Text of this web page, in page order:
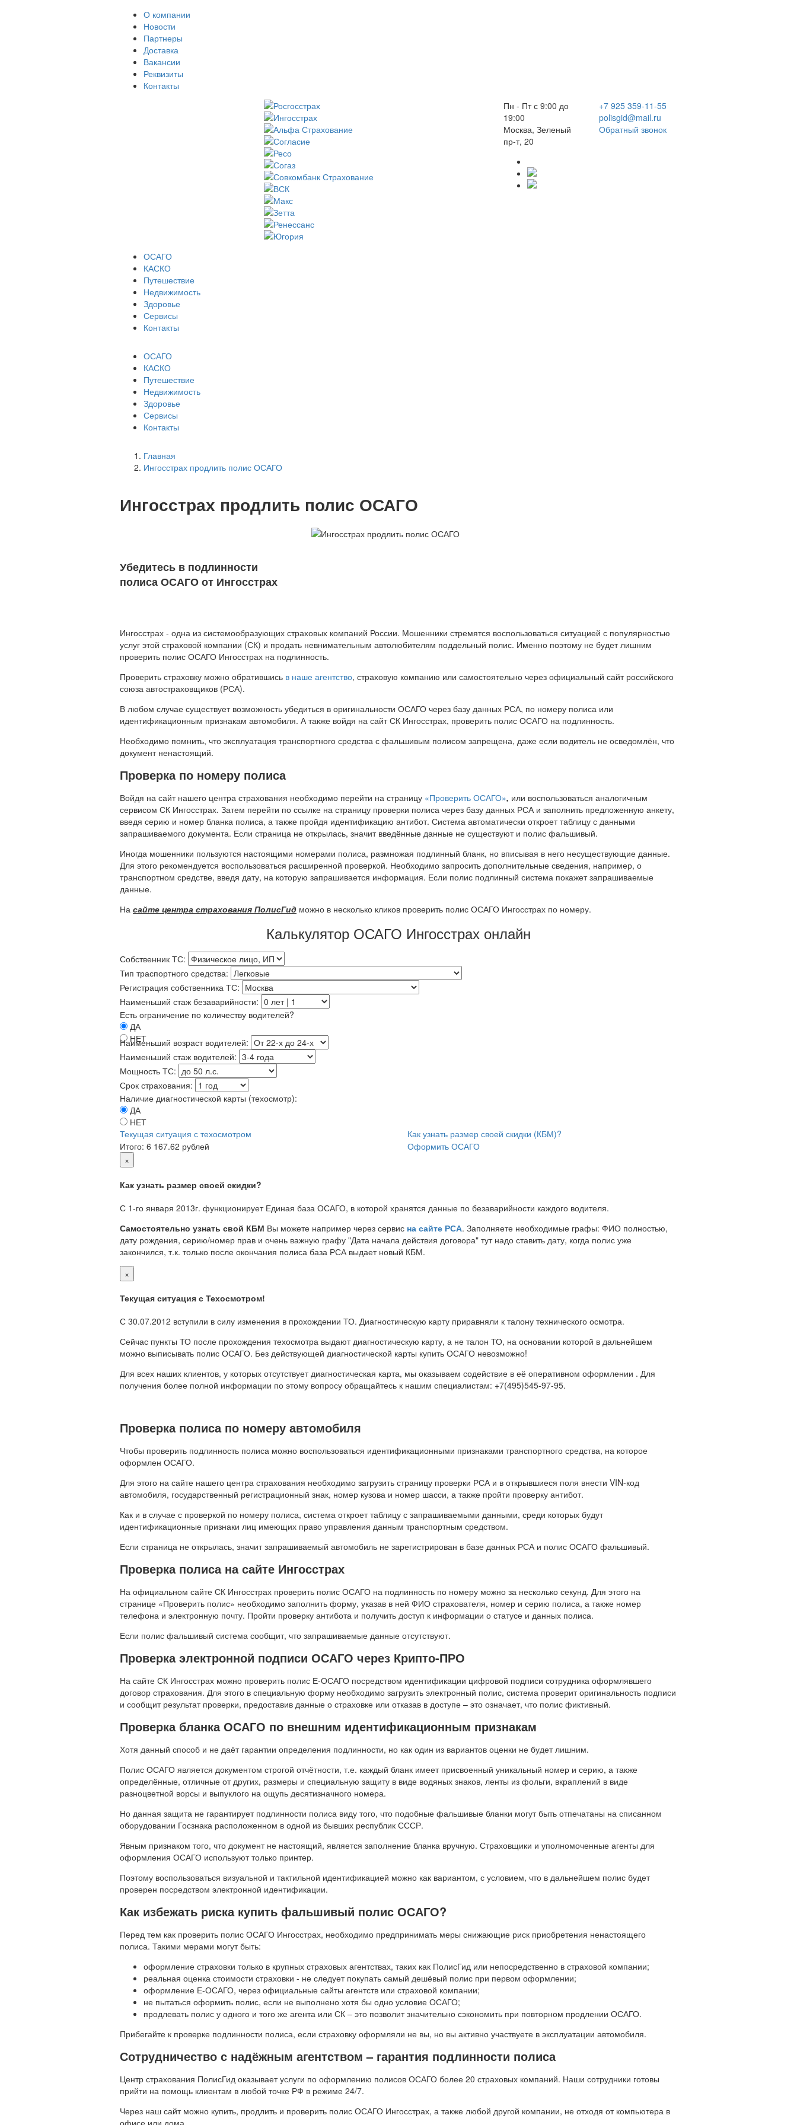
О компании
Новости
Партнеры
Доставка
Вакансии
Реквизиты
Контакты
Пн - Пт с 9:00 до
19:00
Москва, Зеленый
пр-т, 20
+7 925 359-11-55
polisgid@mail.ru
Обратный звонок
ОСАГО
КАСКО
Путешествие
Недвижимость
Здоровье
Сервисы
Контакты
ОСАГО
КАСКО
Путешествие
Недвижимость
Здоровье
Сервисы
Контакты
Главная
Ингосстрах продлить полис ОСАГО
Ингосстрах продлить полис ОСАГО
Убедитесь в подлинности
полиса ОСАГО от Ингосстрах
Ингосстрах - одна из системообразующих страховых компаний России. Мошенники стремятся воспользоваться ситуацией с популярностью
услуг этой страховой компании (СК) и продать невнимательным автолюбителям поддельный полис. Именно поэтому не будет лишним
проверить полис ОСАГО Ингосстрах на подлинность.
Проверить страховку можно обратившись в наше агентство, страховую компанию или самостоятельно через официальный сайт российского
союза автостраховщиков (РСА).
В любом случае существует возможность убедиться в оригинальности ОСАГО через базу данных РСА, по номеру полиса или
идентификационным признакам автомобиля. А также войдя на сайт СК Ингосстрах, проверить полис ОСАГО на подлинность.
Необходимо помнить, что эксплуатация транспортного средства с фальшивым полисом запрещена, даже если водитель не осведомлён, что
документ ненастоящий.
Проверка по номеру полиса
Войдя на сайт нашего центра страхования необходимо перейти на страницу «Проверить ОСАГО», или воспользоваться аналогичным
сервисом СК Ингосстрах. Затем перейти по ссылке на страницу проверки полиса через базу данных РСА и заполнить предложенную анкету,
введя серию и номер бланка полиса, а также пройдя идентификацию антибот. Система автоматически откроет таблицу с данными
запрашиваемого документа. Если страница не открылась, значит введённые данные не существуют и полис фальшивый.
Иногда мошенники пользуются настоящими номерами полиса, размножая подлинный бланк, но вписывая в него несуществующие данные.
Для этого рекомендуется воспользоваться расширенной проверкой. Необходимо запросить дополнительные сведения, например, о
транспортном средстве, введя дату, на которую запрашивается информация. Если полис подлинный система покажет запрашиваемые
данные.
На сайте центра страхования ПолисГид можно в несколько кликов проверить полис ОСАГО Ингосстрах по номеру.
Калькулятор ОСАГО Ингосстрах онлайн
Собственник ТС:
Тип траспортного средства:
Регистрация собственника ТС:
Наименьший стаж безаварийности:
Есть ограничение по количеству водителей?
ДА
НЕТ
Наименьший возраст водителей:
Наименьший стаж водителей:
Мощность ТС:
Срок страхования:
Наличие диагностической карты (техосмотр):
ДА
НЕТ
Текущая ситуация с техосмотром
Как узнать размер своей скидки (КБМ)?
Итого: 6 167.62 рублей
Оформить ОСАГО
×
Как узнать размер своей скидки?
С 1-го января 2013г. функционирует Единая база ОСАГО, в которой хранятся данные по безаварийности каждого водителя.
Самостоятельно узнать свой КБМ Вы можете например через сервис на сайте РСА. Заполняете необходимые графы: ФИО полностью,
дату рождения, серию/номер прав и очень важную графу "Дата начала действия договора" тут надо ставить дату, когда полис уже
закончился, т.к. только после окончания полиса база РСА выдает новый КБМ.
×
Текущая ситуация с Техосмотром!
С 30.07.2012 вступили в силу изменения в прохождении ТО. Диагностическую карту приравняли к талону технического осмотра.
Сейчас пункты ТО после прохождения техосмотра выдают диагностическую карту, а не талон ТО, на основании которой в дальнейшем
можно выписывать полис ОСАГО. Без действующей диагностической карты купить ОСАГО невозможно!
Для всех наших клиентов, у которых отсутствует диагностическая карта, мы оказываем содействие в её оперативном оформлении . Для
получения более полной информации по этому вопросу обращайтесь к нашим специалистам: +7(495)545-97-95.
Проверка полиса по номеру автомобиля
Чтобы проверить подлинность полиса можно воспользоваться идентификационными признаками транспортного средства, на которое
оформлен ОСАГО.
Для этого на сайте нашего центра страхования необходимо загрузить страницу проверки РСА и в открывшиеся поля внести VIN-код
автомобиля, государственный регистрационный знак, номер кузова и номер шасси, а также пройти проверку антибот.
Как и в случае с проверкой по номеру полиса, система откроет таблицу с запрашиваемыми данными, среди которых будут
идентификационные признаки лиц имеющих право управления данным транспортным средством.
Если страница не открылась, значит запрашиваемый автомобиль не зарегистрирован в базе данных РСА и полис ОСАГО фальшивый.
Проверка полиса на сайте Ингосстрах
На официальном сайте СК Ингосстрах проверить полис ОСАГО на подлинность по номеру можно за несколько секунд. Для этого на
странице «Проверить полис» необходимо заполнить форму, указав в ней ФИО страхователя, номер и серию полиса, а также номер
телефона и электронную почту. Пройти проверку антибота и получить доступ к информации о статусе и данных полиса.
Если полис фальшивый система сообщит, что запрашиваемые данные отсутствуют.
Проверка электронной подписи ОСАГО через Крипто-ПРО
На сайте СК Ингосстрах можно проверить полис Е-ОСАГО посредством идентификации цифровой подписи сотрудника оформлявшего
договор страхования. Для этого в специальную форму необходимо загрузить электронный полис, система проверит оригинальность подписи
и сообщит результат проверки, предоставив данные о страховке или отказав в доступе – это означает, что полис фиктивный.
Проверка бланка ОСАГО по внешним идентификационным признакам
Хотя данный способ и не даёт гарантии определения подлинности, но как один из вариантов оценки не будет лишним.
Полис ОСАГО является документом строгой отчётности, т.е. каждый бланк имеет присвоенный уникальный номер и серию, а также
определённые, отличные от других, размеры и специальную защиту в виде водяных знаков, ленты из фольги, вкраплений в виде
разноцветной ворсы и выпуклого на ощупь десятизначного номера.
Но данная защита не гарантирует подлинности полиса виду того, что подобные фальшивые бланки могут быть отпечатаны на списанном
оборудовании Госзнака расположенном в одной из бывших республик СССР.
Явным признаком того, что документ не настоящий, является заполнение бланка вручную. Страховщики и уполномоченные агенты для
оформления ОСАГО используют только принтер.
Поэтому воспользоваться визуальной и тактильной идентификацией можно как вариантом, с условием, что в дальнейшем полис будет
проверен посредством электронной идентификации.
Как избежать риска купить фальшивый полис ОСАГО?
Перед тем как проверить полис ОСАГО Ингосстрах, необходимо предпринимать меры снижающие риск приобретения ненастоящего
полиса. Такими мерами могут быть:
оформление страховки только в крупных страховых агентствах, таких как ПолисГид или непосредственно в страховой компании;
реальная оценка стоимости страховки - не следует покупать самый дешёвый полис при первом оформлении;
оформление Е-ОСАГО, через официальные сайты агентств или страховой компании;
не пытаться оформить полис, если не выполнено хотя бы одно условие ОСАГО;
продлевать полис у одного и того же агента или СК – это позволит значительно сэкономить при повторном продлении ОСАГО.
Прибегайте к проверке подлинности полиса, если страховку оформляли не вы, но вы активно участвуете в эксплуатации автомобиля.
Сотрудничество с надёжным агентством – гарантия подлинности полиса
Центр страхования ПолисГид оказывает услуги по оформлению полисов ОСАГО более 20 страховых компаний. Наши сотрудники готовы
прийти на помощь клиентам в любой точке РФ в режиме 24/7.
Через наш сайт можно купить, продлить и проверить полис ОСАГО Ингосстрах, а также любой другой компании, не отходя от компьютера в
офисе или дома.